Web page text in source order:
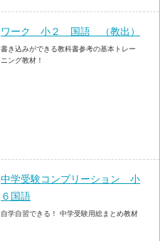
ワーク 小２ 国語 （教出）
書き込みができる教科書参考の基本トレー
ニング教材！
中学受験コンプリーション 小
６国語
自学自習できる！ 中学受験用総まとめ教材